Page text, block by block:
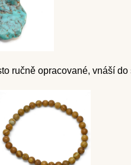
ručně opracované, vnáší